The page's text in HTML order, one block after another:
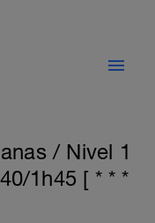
/ Nivel 1
1h45 [ * * *